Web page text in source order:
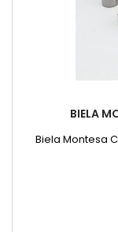
BIELA
Biela Montesa